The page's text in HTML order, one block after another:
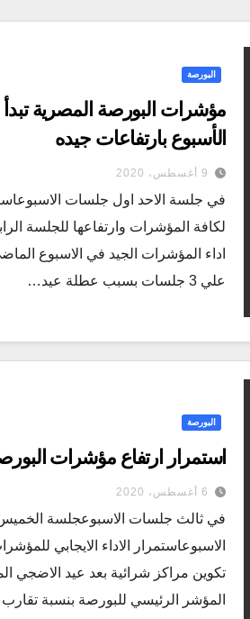
البورصة
مؤشرات البورصة المصرية
الأسبوع بارتفاعات جيده
9 أغسطس، 2020
في جلسة الاحد اول جلسات
لكافة المؤشرات وارتفاعها للجلسة
اداء المؤشرات الجيد في الاسبوع
علي 3 جلسات بسبب عطلة عيد…
البورصة
استمرار ارتفاع مؤشرات
6 أغسطس، 2020
في ثالث جلسات الاسبوعجلسة
الاسبوعاستمرار الاداء الايجابي
تكوين مراكز شرائية بعد عيد الاضجي
المؤشر الرئيسي للبورصة بنسبة تقارب 1% وهي تقدر ب…